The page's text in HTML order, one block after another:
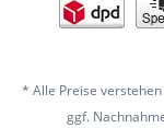
* Alle Preise
ggf.